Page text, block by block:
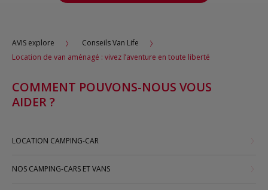
AVIS explore
Conseils Van Life
Location de van aménagé : vivez l’aventure en toute liberté
COMMENT POUVONS-NOUS VOUS
AIDER ?
LOCATION CAMPING-CAR
NOS CAMPING-CARS ET VANS